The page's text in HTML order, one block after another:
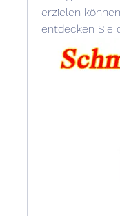
erzielen
entdecken Sie